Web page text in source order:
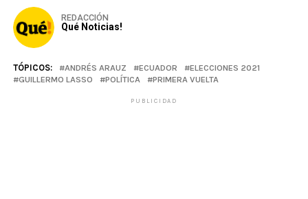
REDACCIÓN
Qué Noticias!
TÓPICOS: ANDRÉS ARAUZ ECUADOR
ELECCIONES 2021
GUILLERMO LASSO
POLÍTICA PRIMERA VUELTA
PUBLICIDAD